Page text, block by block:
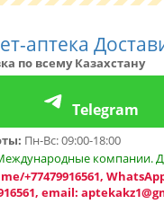
аптека
по всему Казахстану
Telegram
Пн-Вс: 09:00-18:00
компании.
+77479916561,
email: